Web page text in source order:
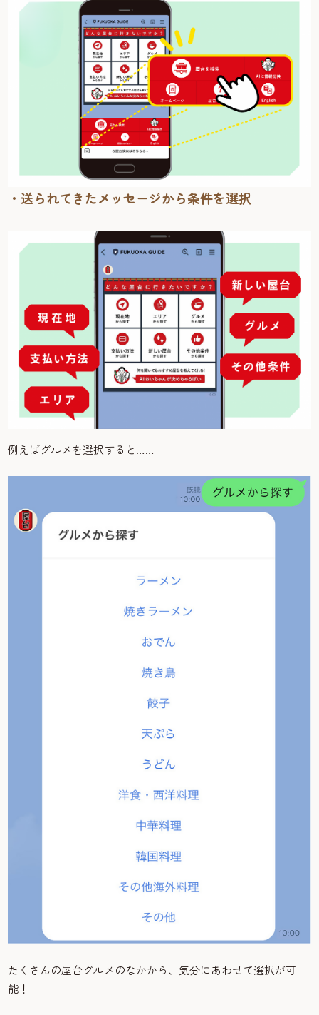
・送られてきたメッセージから条件を選択
例えばグルメを選択すると……
たくさんの屋台グルメのなかから、気分にあわせて選択が可
能！